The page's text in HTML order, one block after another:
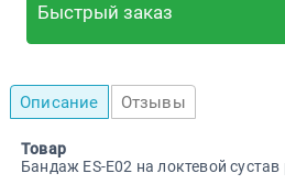
Быстрый заказ
Описание Отзывы
Товар
Бандаж ES-E02 на локтевой